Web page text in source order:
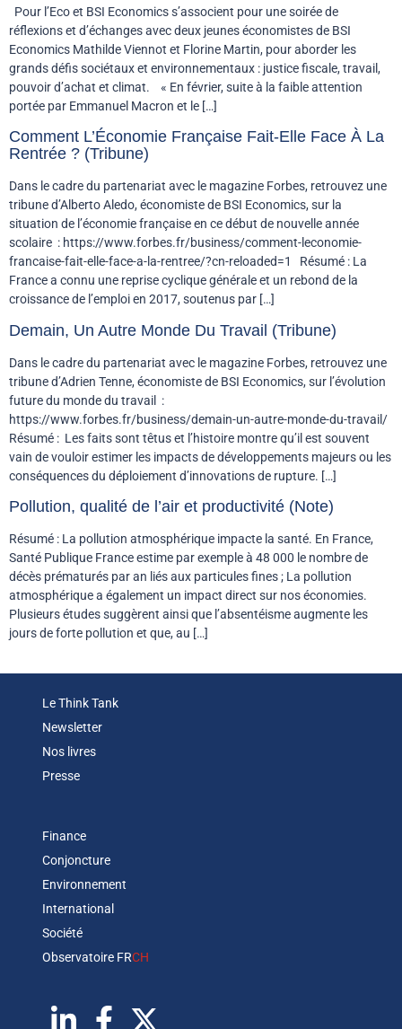
Pour l’Eco et BSI Economics s’associent pour une soirée de
réflexions et d’échanges avec deux jeunes économistes de BSI
Economics Mathilde Viennot et Florine Martin, pour aborder les
grands défis sociétaux et environnementaux : justice fiscale, travail,
pouvoir d’achat et climat. « En février, suite à la faible attention
portée par Emmanuel Macron et le […]
Comment L’Économie Française Fait-Elle Face À La
Rentrée ? (Tribune)
Dans le cadre du partenariat avec le magazine Forbes, retrouvez une
tribune d’Alberto Aledo, économiste de BSI Economics, sur la
situation de l’économie française en ce début de nouvelle année
scolaire : https://www.forbes.fr/business/comment-leconomie-
francaise-fait-elle-face-a-la-rentree/?cn-reloaded=1 Résumé : La
France a connu une reprise cyclique générale et un rebond de la
croissance de l’emploi en 2017, soutenus par […]
Demain, Un Autre Monde Du Travail (Tribune)
Dans le cadre du partenariat avec le magazine Forbes, retrouvez une
tribune d’Adrien Tenne, économiste de BSI Economics, sur l’évolution
future du monde du travail :
https://www.forbes.fr/business/demain-un-autre-monde-du-travail/
Résumé : Les faits sont têtus et l’histoire montre qu’il est souvent
vain de vouloir estimer les impacts de développements majeurs ou les
conséquences du déploiement d’innovations de rupture. […]
Pollution, qualité de l’air et productivité (Note)
Résumé : La pollution atmosphérique impacte la santé. En France,
Santé Publique France estime par exemple à 48 000 le nombre de
décès prématurés par an liés aux particules fines ; La pollution
atmosphérique a également un impact direct sur nos économies.
Plusieurs études suggèrent ainsi que l’absentéisme augmente les
jours de forte pollution et que, au […]
Le Think Tank
Newsletter
Nos livres
Presse
Finance
Conjoncture
Environnement
International
Société
Observatoire FRCH